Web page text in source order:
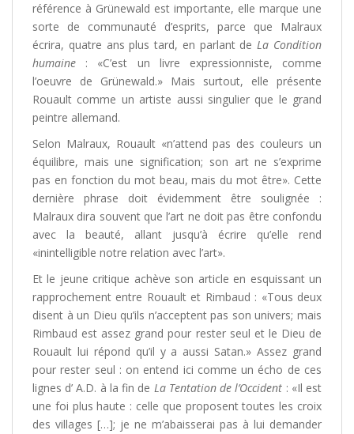
référence à Grünewald est importante, elle marque une
sorte de communauté d’esprits, parce que Malraux
écrira, quatre ans plus tard, en parlant deLa Condition
humaine : «C’est un livre expressionniste, comme
l’oeuvre de Grünewald.» Mais surtout, elle présente
Rouault comme un artiste aussi singulier que le grand
peintre allemand.
Selon Malraux, Rouault «n’attend pas des couleurs un
équilibre, mais une signification; son art ne s’exprime
pas en fonction du mot beau, mais du mot être». Cette
dernière phrase doit évidemment être soulignée :
Malraux dira souvent que l’art ne doit pas être confondu
avec la beauté, allant jusqu’à écrire qu’elle rend
«inintelligible notre relation avec l’art».
Et le jeune critique achève son article en esquissant un
rapprochement entre Rouault et Rimbaud : «Tous deux
disent à un Dieu qu’ils n’acceptent pas son univers; mais
Rimbaud est assez grand pour rester seul et le Dieu de
Rouault lui répond qu’il y a aussi Satan.» Assez grand
pour rester seul : on entend ici comme un écho de ces
lignes d’ A.D. à la fin de La Tentation de l’Occident : «Il est
une foi plus haute : celle que proposent toutes les croix
des villages […]; je ne m’abaisserai pas à lui demander